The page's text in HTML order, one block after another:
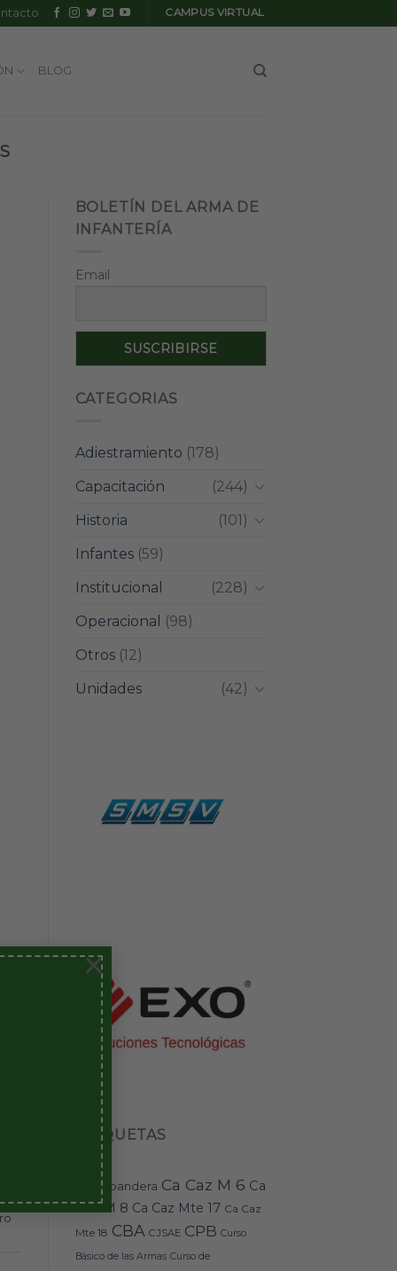
×
CAMPUS VIRTUAL
BLOG
BOLETÍN DEL ARMA DE
INFANTERÍA
Email
CATEGORIAS
Adiestramiento (178)
Capacitación
(244)
Historia
(101)
Infantes(59)
Institucional
(228)
Operacional
(98)
Otros(12)
Unidades
(42)
ETIQUETAS
BAI-11 bandera Ca Caz M 6 Ca
Caz M 8 Ca Caz Mte 17 Ca Caz
Mte 18 CBA CJSAE CPB Curso
Básico de las Armas Curso de